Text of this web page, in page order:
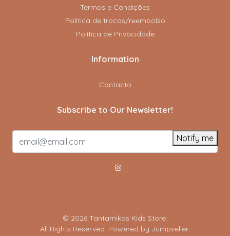
Termos e Condições
Politica de trocas/reembolso
Política de Privacidade
Information
Contacto
Subscribe to Our Newsletter!
Notify me
© 2026 Tantamikas Kids Store.
All Rights Reserved. Powered by Jumpseller.